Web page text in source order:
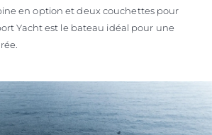
en option et deux couchettes pour
Yacht est le bateau idéal pour une